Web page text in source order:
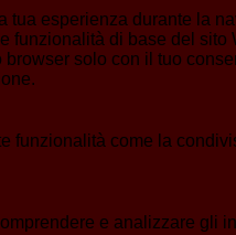
tua esperienza durante la
funzionalità di base del
solo con il tuo
funzionalità come la
e analizzare